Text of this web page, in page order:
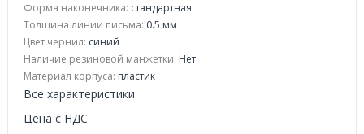
Форма наконечника: стандартная
Толщина линии письма: 0.5 мм
Цвет чернил: синий
Наличие резиновой манжетки: Нет
Материал корпуса: пластик
Все характеристики
Цена с НДС